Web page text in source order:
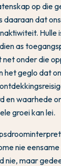
op die
daaraan dat
Hulle
as
onder die
het geglo dat
en waarhede
groei kan lei.
nie
nie, maar